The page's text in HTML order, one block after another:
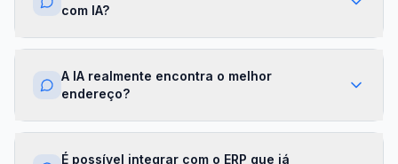
sua franqueadora.
com IA?
Nossa IA cruza dados de mercado,
financeiras para gerar um score de viabilidade
por região. Você recebe um relatório completo
com recomendações em minutos.
A IA realmente encontra o melhor
endereço?
Sim. O módulo de Geolocalização cruza fluxo
É possível integrar com o ERP que já